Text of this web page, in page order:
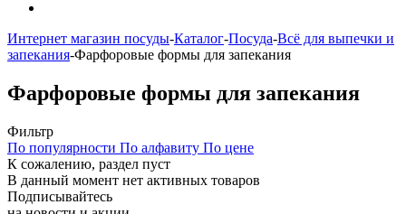
Интернет магазин посуды-Каталог-Посуда-Всё для выпечки и
запекания-Фарфоровые формы для запекания
Фарфоровые формы для запекания
Фильтр
По популярности По алфавиту По цене
К сожалению, раздел пуст
В данный момент нет активных товаров
Подписывайтесь